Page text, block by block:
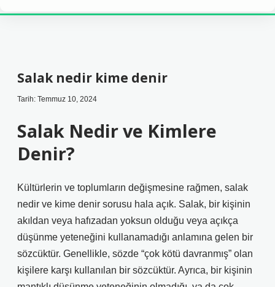
Salak nedir kime denir
Tarih: Temmuz 10, 2024
Salak Nedir ve Kimlere
Denir?
Kültürlerin ve toplumların değişmesine rağmen, salak
nedir ve kime denir sorusu hala açık. Salak, bir kişinin
akıldan veya hafızadan yoksun olduğu veya açıkça
düşünme yeteneğini kullanamadığı anlamına gelen bir
sözcüktür. Genellikle, sözde “çok kötü davranmış” olan
kişilere karşı kullanılan bir sözcüktür. Ayrıca, bir kişinin